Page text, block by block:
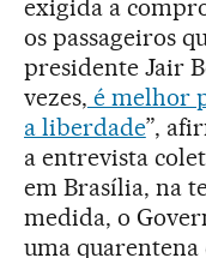
exigida a
os passageiros
presidente Jair
vezes, é melhor
a liberdade”,
a entrevista
em Brasília, na
medida, o
uma quarentena